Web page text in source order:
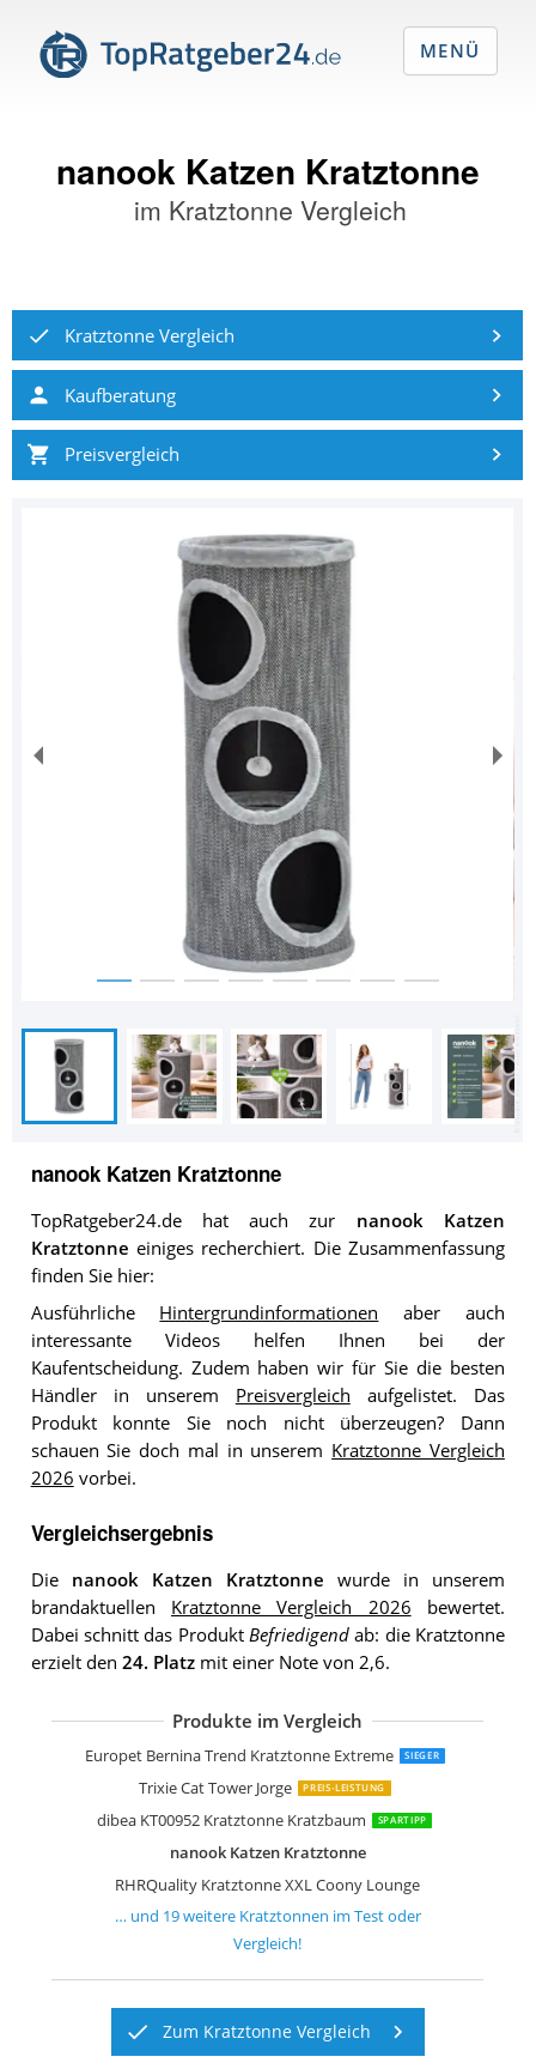
nanook Katzen Kratztonne
im Kratztonne Vergleich
Kratztonne Vergleich
Kaufberatung
Preisvergleich
nanook Katzen Kratztonne
TopRatgeber24.de hat auch zur nanook Katzen
Kratztonne einiges recherchiert. Die Zusammenfassung
finden Sie hier:
Ausführliche Hintergrundinformationen aber auch
interessante Videos helfen Ihnen bei der
Kaufentscheidung. Zudem haben wir für Sie die besten
Händler in unserem Preisvergleich aufgelistet. Das
Produkt konnte Sie noch nicht überzeugen? Dann
schauen Sie doch mal in unserem Kratztonne Vergleich
2026 vorbei.
Vergleichsergebnis
Die nanook Katzen Kratztonne wurde in unserem
brandaktuellen Kratztonne Vergleich 2026 bewertet.
Dabei schnitt das Produkt Befriedigendab: die Kratztonne
erzielt den 24. Platzmit einer Note von 2,6.
Produkte im Vergleich
Europet Bernina Trend Kratztonne Extreme SIEGER
Trixie Cat Tower Jorge PREIS-LEISTUNG
dibea KT00952 Kratztonne Kratzbaum SPARTIPP
nanook Katzen Kratztonne
RHRQuality Kratztonne XXL Coony Lounge
dibea Kratztonne KT00912
nanook Kratztonne Amigo
AK for Pets Trend Kratztonne Extreme
Nobby Kratzbaum "DASHA II"
dibea KT00920 Kratztonne
RHRQuality Kratztonne Coony
Lemio Kratztonne Home
Nobby Kratzbaum DASHA IV
Nobby Kratzbaum DASHA III
nanook Kratztonne Condo
nanook Casimir Kratztonne XL
Petigi Kratztonne
M&G Techno Kratztonne
HTI-Line Kratztonne Kitty
Kerbl Kratztonne Galina
Petigi Kratztonne
Vesper 52094 Cubo Tower
Bontoy Katzenturm Buddy
… und 19weitere Kratztonnen im Test oder
Vergleich!
Zum Kratztonne Vergleich
MENÜ